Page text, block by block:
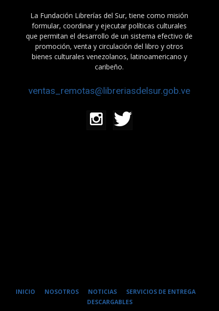
La Fundación Librerías del Sur, tiene como misión
formular, coordinar y ejecutar políticas culturales
que permitan el desarrollo de un sistema efectivo de
promoción, venta y circulación del libro y otros
bienes culturales venezolanos, latinoamericano y
caribeño.
ventas_remotas@libreriasdelsur.gob.ve
INICIO NOSOTROS NOTICIAS
SERVICIOS DE ENTREGA
DESCARGABLES